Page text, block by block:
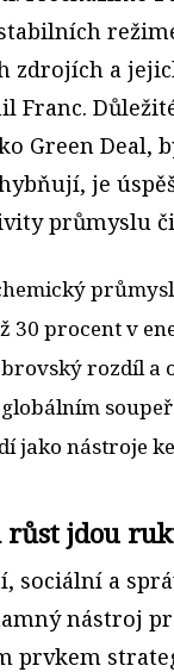
zdrojích a
Franc.
Green Deal,
je
průmyslu
30 procent v
rozdíl
jako nástroje
růst jdou
sociální a
nástroj
prvkem